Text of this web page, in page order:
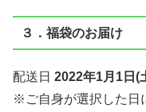
３．福袋のお届け
配送日 2022年1月1日(
※ご自身が選択した日